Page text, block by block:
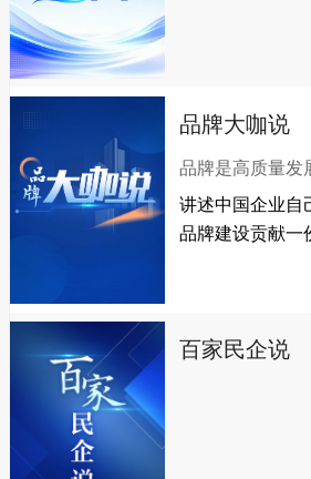
品牌大咖说
品牌是高质量发
讲述中国企业自
品牌建设贡献一
百家民企说